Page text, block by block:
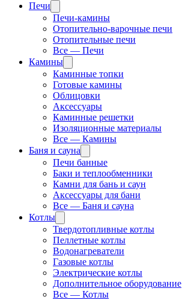
Печи
Печи-камины
Отопительно-варочные печи
Отопительные печи
Все — Печи
Камины
Каминные топки
Готовые камины
Облицовки
Аксессуары
Каминные решетки
Изоляционные материалы
Все — Камины
Баня и сауна
Печи банные
Баки и теплообменники
Камни для бань и саун
Аксессуары для бани
Все — Баня и сауна
Котлы
Твердотопливные котлы
Пеллетные котлы
Водонагреватели
Газовые котлы
Электрические котлы
Дополнительное оборудование
Все — Котлы